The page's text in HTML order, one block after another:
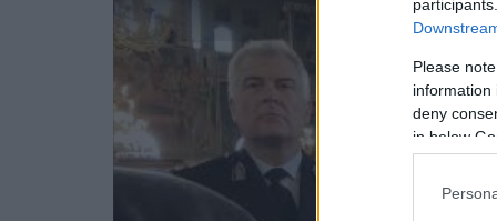
Please
information
deny
in below